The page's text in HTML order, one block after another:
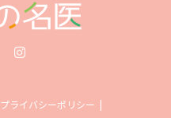
プライバシーポリシー